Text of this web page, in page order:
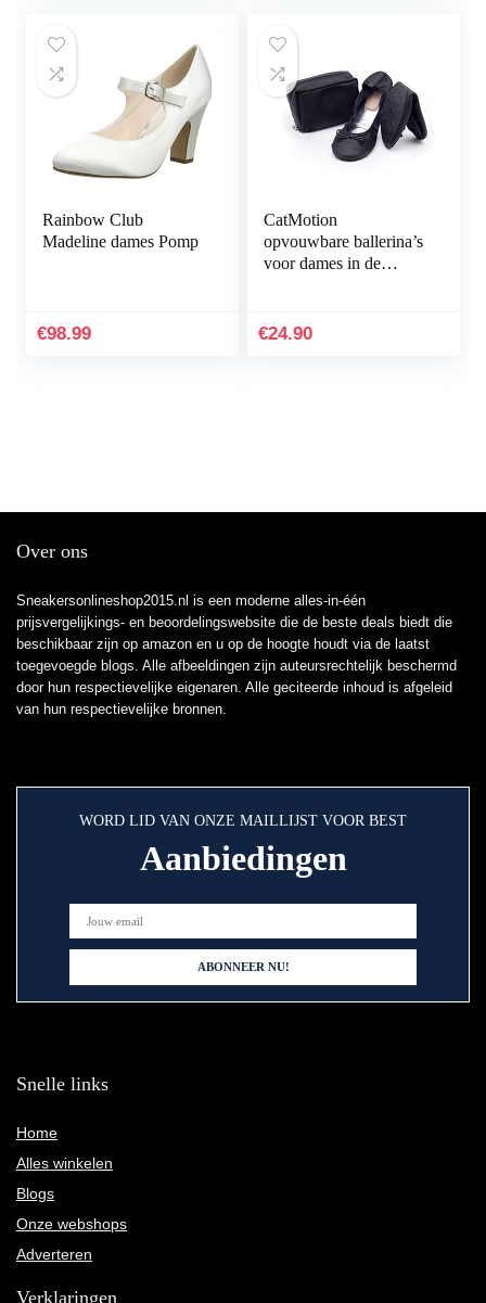
Rainbow Club
Madeline dames Pomp
€98.99
CatMotion
opvouwbare ballerina’s
voor dames in de
€24.90
Over ons
Sneakersonlineshop2015.nl is een moderne alles-in-één
prijsvergelijkings- en beoordelingswebsite die de beste deals biedt die
beschikbaar zijn op amazon en u op de hoogte houdt via de laatst
toegevoegde blogs. Alle afbeeldingen zijn auteursrechtelijk beschermd
door hun respectievelijke eigenaren. Alle geciteerde inhoud is afgeleid
van hun respectievelijke bronnen.
WORD LID VAN ONZE MAILLIJST VOOR BEST
Aanbiedingen
Snelle links
Home
Alles winkelen
Blogs
Onze webshops
Adverteren
Verklaringen